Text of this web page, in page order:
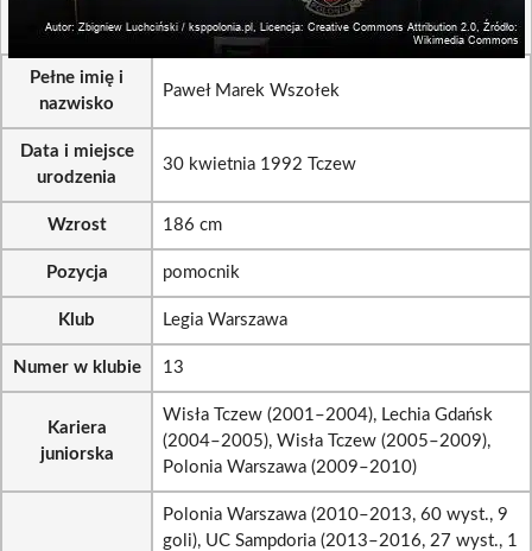
Pełne imię i
nazwisko
Paweł Marek Wszołek
Data i miejsce
urodzenia
30 kwietnia 1992 Tczew
Wzrost 186 cm
Pozycja pomocnik
Klub Legia Warszawa
Numer w klubie 13
Kariera
juniorska
Wisła Tczew (2001–2004), Lechia Gdańsk
(2004–2005), Wisła Tczew (2005–2009),
Polonia Warszawa (2009–2010)
Polonia Warszawa (2010–2013, 60 wyst., 9
goli), UC Sampdoria (2013–2016, 27 wyst., 1